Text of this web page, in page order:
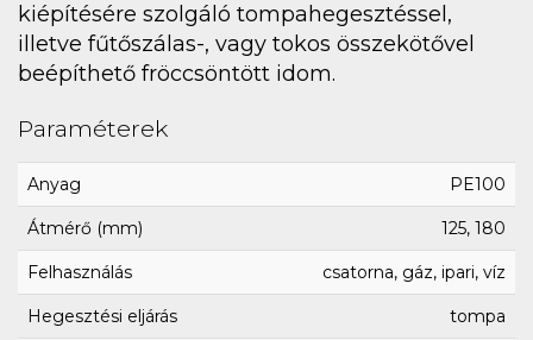
kiépítésére szolgáló tompahegesztéssel,
illetve fűtőszálas-, vagy tokos összekötővel
beépíthető fröccsöntött idom.
Paraméterek
Anyag PE100
Átmérő (mm) 125, 180
Felhasználás csatorna, gáz, ipari, víz
Hegesztési eljárás tompa